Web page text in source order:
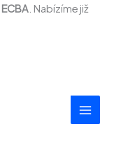
ECBA . Nabízíme již